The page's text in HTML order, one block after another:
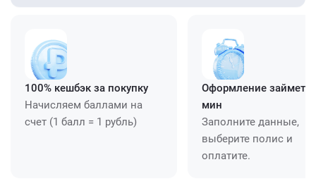
100% кешбэк за покупку
Начисляем баллами на
счет (1 балл = 1 рубль)
Оформление займет
мин
Заполните данные,
выберите полис и
оплатите.